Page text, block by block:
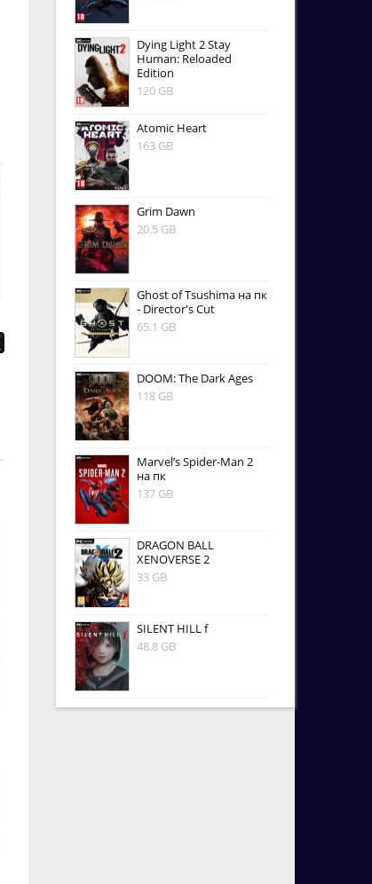
Dying Light 2 Stay
Human: Reloaded
Edition
120 GB
Atomic Heart
163 GB
Grim Dawn
20.5 GB
Ghost of Tsushima на пк
- Director's Cut
65.1 GB
DOOM: The Dark Ages
118 GB
Marvel’s Spider-Man 2
на пк
137 GB
DRAGON BALL
XENOVERSE 2
33 GB
SILENT HILL f
48.8 GB